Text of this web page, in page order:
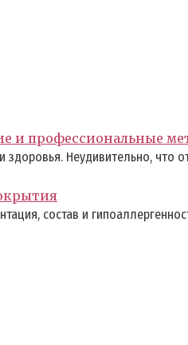
и профессиональные
Неудивительно, что
состав и